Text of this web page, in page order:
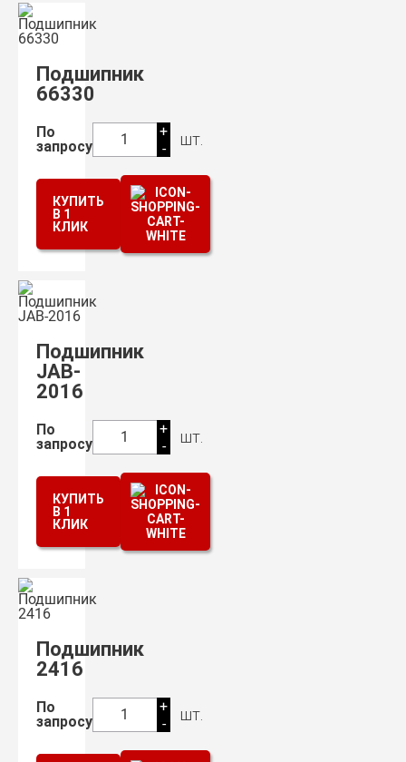
Подшипник
66330
По
запросу
1
+
-
шт.
КУПИТЬ
В 1
КЛИК
Подшипник
JAB-
2016
По
запросу
1
+
-
шт.
КУПИТЬ
В 1
КЛИК
Подшипник
2416
По
запросу
1
+
-
шт.